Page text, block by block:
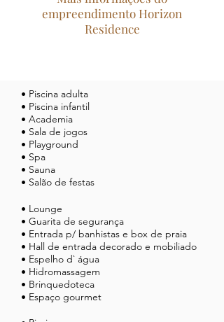
empreendimento Horizon
Residence
• Piscina adulta
• Piscina infantil
• Academia
• Sala de jogos
• Playground
• Spa
• Sauna
• Salão de festas
• Lounge
• Guarita de segurança
• Entrada p/ banhistas e box de praia
• Hall de entrada decorado e mobiliado
• Espelho d` água
• Hidromassagem
• Brinquedoteca
• Espaço gourmet